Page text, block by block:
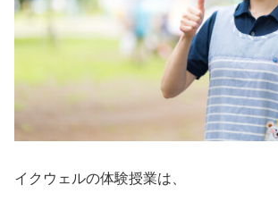
イクウェルの体験授業は、